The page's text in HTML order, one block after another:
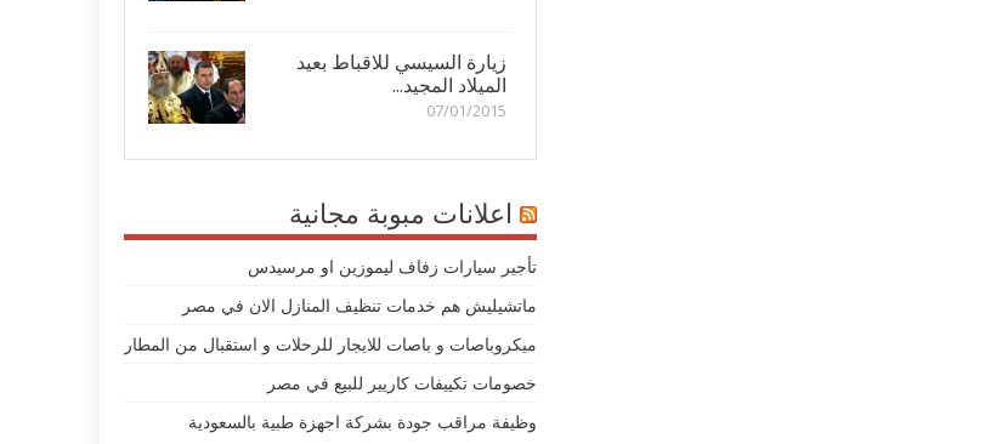
زيارة السيسي للاقباط بعيد
الميلاد المجيد...
07/01/2015
اعلانات مبوبة مجانية
تأجير سيارات زفاف ليموزين او مرسيدس
ماتشيليش هم خدمات تنظيف المنازل الان في مصر
ميكروباصات و باصات للايجار للرحلات و استقبال من المطار
خصومات تكييفات كاريير للبيع في مصر
وظيفة مراقب جودة بشركة اجهزة طبية بالسعودية